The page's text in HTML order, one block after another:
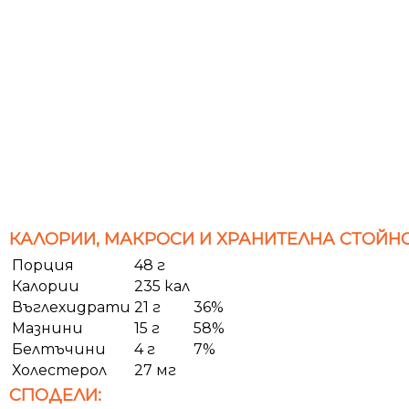
КАЛОРИИ, МАКРОСИ И ХРАНИТЕЛНА
Порция
48 г
Калории
235 кал
Въглехидрати 21 г
36%
Мазнини
15 г
58%
Белтъчини
4 г
7%
Холестерол
27 мг
СПОДЕЛИ: